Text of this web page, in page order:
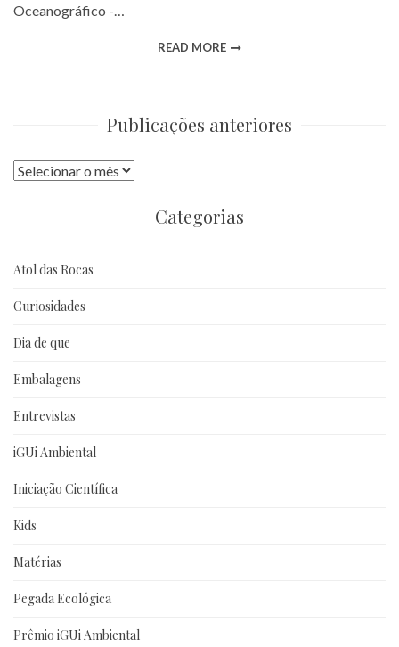
Oceanográfico -…
READ MORE
Publicações anteriores
Publicações
Categorias
Atol das Rocas
Curiosidades
Dia de que
Embalagens
Entrevistas
iGUi Ambiental
Iniciação Científica
Kids
Matérias
Pegada Ecológica
Prêmio iGUi Ambiental